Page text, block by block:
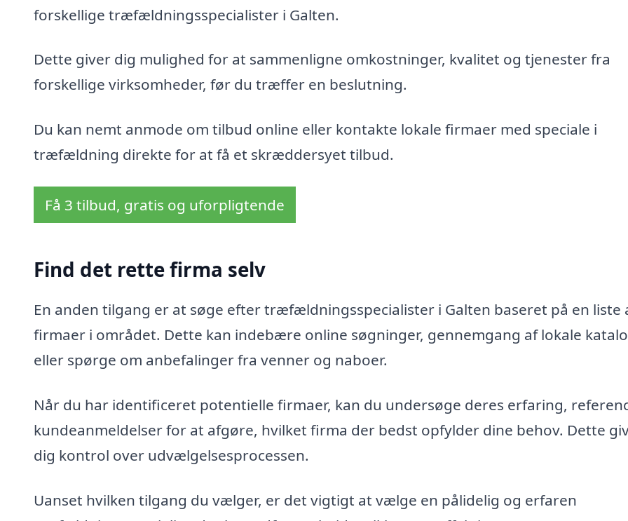
forskellige træfældningsspecialister i Galten.
Dette giver dig mulighed for at sammenligne omkostninger, kvalitet og tjenester fra
forskellige virksomheder, før du træffer en beslutning.
Du kan nemt anmode om tilbud online eller kontakte lokale firmaer med speciale i
træfældning direkte for at få et skræddersyet tilbud.
Få 3 tilbud, gratis og uforpligtende
Find det rette firma selv
En anden tilgang er at søge efter træfældningsspecialister i Galten baseret på en liste
firmaer i området. Dette kan indebære online søgninger, gennemgang af lokale
eller spørge om anbefalinger fra venner og naboer.
Når du har identificeret potentielle firmaer, kan du undersøge deres erfaring,
kundeanmeldelser for at afgøre, hvilket firma der bedst opfylder dine behov. Dette
dig kontrol over udvælgelsesprocessen.
Uanset hvilken tilgang du vælger, er det vigtigt at vælge en pålidelig og erfaren